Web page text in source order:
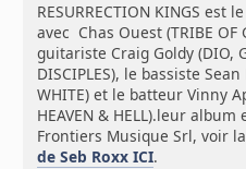
RESURRECTION KINGS
avec Chas Ouest (TRIBE OF
guitariste Craig Goldy (DIO,
DISCIPLES), le bassiste Sean
WHITE) et le batteur Vinny
HEAVEN & HELL).leur
Frontiers Musique Srl, voir
de Seb Roxx ICI.